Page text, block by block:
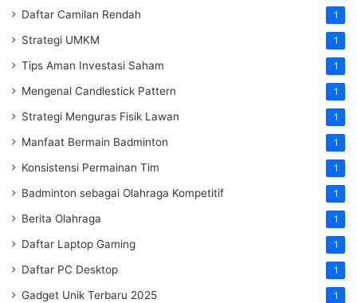
Daftar Camilan Rendah 1
Strategi UMKM 1
Tips Aman Investasi Saham 1
Mengenal Candlestick Pattern 1
Strategi Menguras Fisik Lawan 1
Manfaat Bermain Badminton 1
Konsistensi Permainan Tim 1
Badminton sebagai Olahraga Kompetitif 1
Berita Olahraga 1
Daftar Laptop Gaming 1
Daftar PC Desktop 1
Gadget Unik Terbaru 2025 1